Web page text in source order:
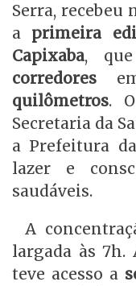
Serra, recebeu
a primeira
Capixaba,
corredores
quilômetros.
Secretaria da
a Prefeitura
lazer e
saudáveis.
A
largada às 7h.
teve acesso a